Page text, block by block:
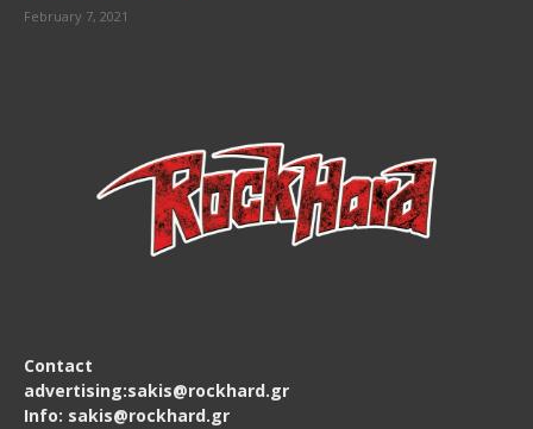
February 7, 2021
Contact
advertising:sakis@rockhard.gr
Info: sakis@rockhard.gr